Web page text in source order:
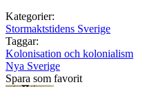
Kategorier:
Stormaktstidens Sverige
Taggar:
Kolonisation och kolonialism
Nya Sverige
Spara som favorit